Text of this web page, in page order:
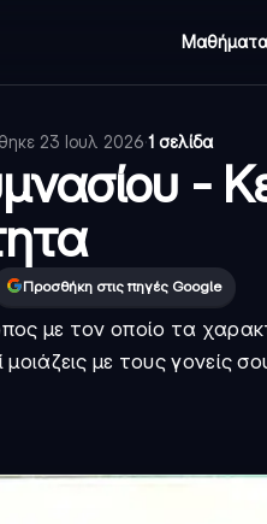
Μαθήματα
23 Ιουλ 2026·1 σελίδα
-
Προσθήκη στις πηγές Google
με τον οποίο τα
με τους γονείς